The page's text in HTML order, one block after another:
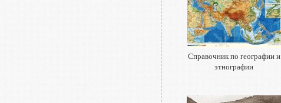
Справочник по географии и
этнографии